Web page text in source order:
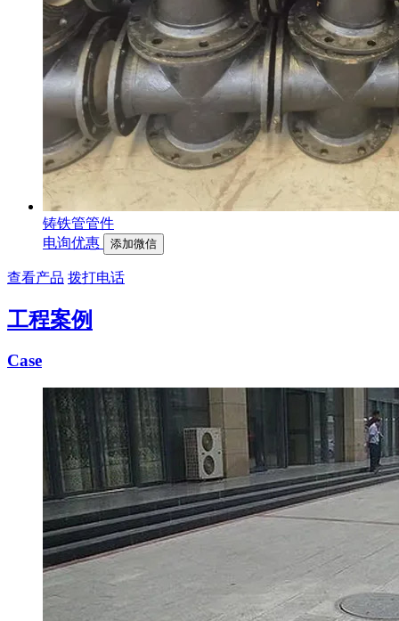
铸铁管管件
电询优惠
添加微信
查看产品 拨打电话
工程案例
Case